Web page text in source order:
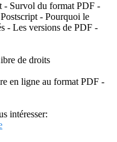
- Survol du format PDF -
- Pourquoi le
- Les versions de PDF -
de droits
en ligne au format PDF -
intéresser: